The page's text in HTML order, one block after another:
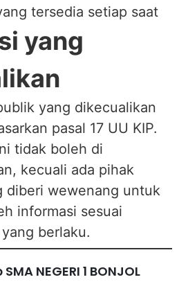
tersedia setiap saat
yang
yang dikecualikan
pasal 17 UU KIP.
tidak boleh di
kecuali ada pihak
diberi wewenang untuk
informasi sesuai
berlaku.
NEGERI 1 BONJOL